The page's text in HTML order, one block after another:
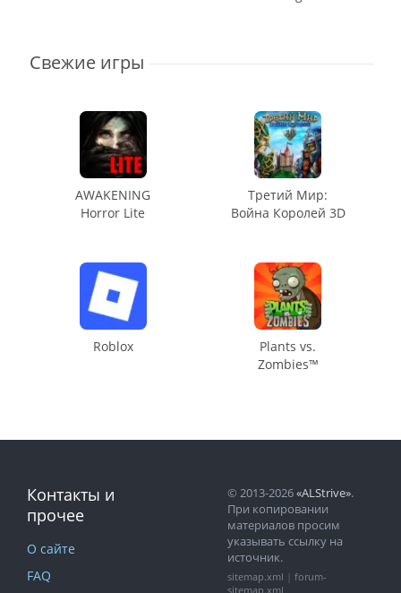
Свежие игры
AWAKENING
Horror Lite
Третий Мир:
Война Королей 3D
Roblox
Plants vs.
Zombies™
Контакты и
прочее
О сайте
FAQ
© 2013-2026«ALStrive».
При копировании
материалов просим
указывать ссылку на
источник.
sitemap.xml
forum-
sitemap.xml